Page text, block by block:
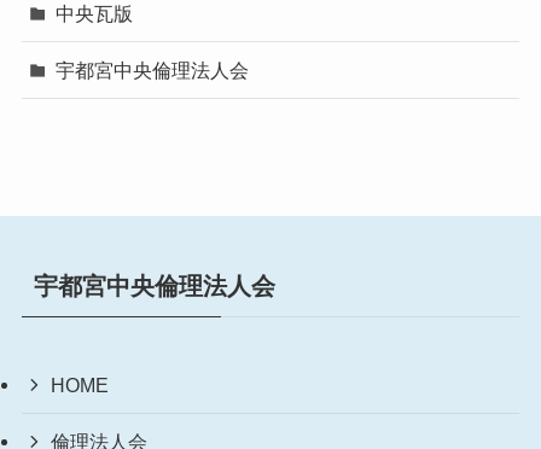
中央瓦版
宇都宮中央倫理法人会
宇都宮中央倫理法人会
HOME
倫理法人会